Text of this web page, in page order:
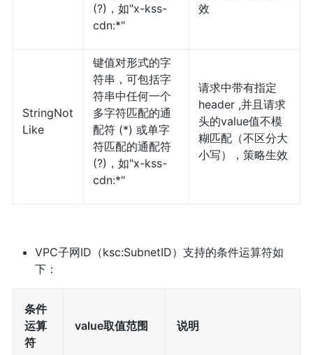
(?)，如"x-kss-
cdn:*"
效
StringNot
Like
键值对形式的字
符串，可包括字
符串中任何一个
多字符匹配的通
配符 (*) 或单字
符匹配的通配符
(?)，如"x-kss-
cdn:*"
请求中带有指定
header ,并且请求
头的value值不模
糊匹配（不区分大
小写），策略生效
VPC子网ID（ksc:SubnetID）支持的条件运算符如
下：
条件
运算
符
value取值范围 说明